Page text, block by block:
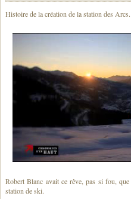
Histoire de la création de la station des Arcs.
Robert Blanc avait ce rêve, pas si fou,
station de ski.